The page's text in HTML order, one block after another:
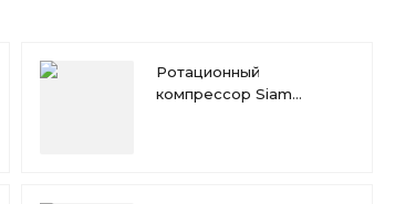
Ротационный
компрессор Siam